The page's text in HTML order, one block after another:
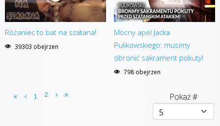
Różaniec to bat na szatana!
39303 obejrzen
Mocny apel Jacka
Pulikowskiego: musimy
obronić sakrament pokuty!
798 obejrzen
Pokaż #
1 2